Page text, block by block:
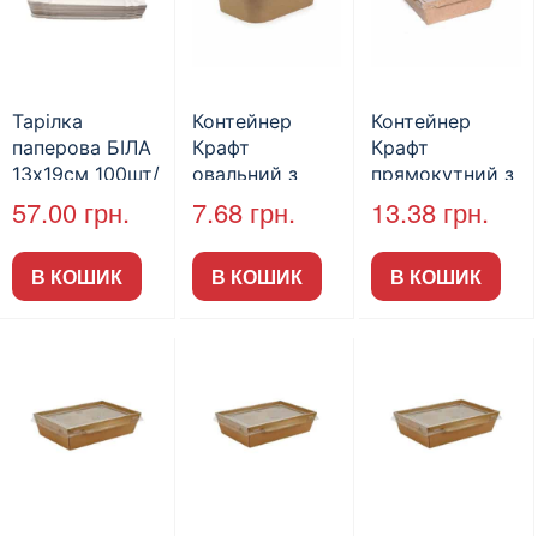
Тарілка
паперова БІЛА
13х19см 100шт/
пак
57.00 грн.
В КОШИК
Контейнер
Крафт
овальний з
кришкою,
120*170*45мм
7.68 грн.
В КОШИК
Контейнер
Крафт
прямокутний з
кришкою
150*150*60мм
1200 мл (50шт/
пак)
13.38 грн.
В КОШИК